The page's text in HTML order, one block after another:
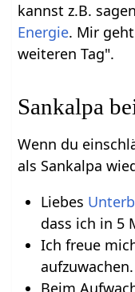
kannst z.B.
Energie. Mir
weiteren Tag".
Sankalpa
Wenn du
als Sankalpa
Liebes
dass ich in 5
Ich freue
aufzuwachen.